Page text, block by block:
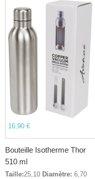
16,90 €
Bouteille Isotherme Thor
510 ml
Taille:25,10 Diamètre: 6,70